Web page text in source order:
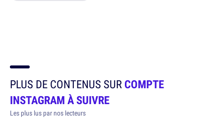
PLUS DE CONTENUS SURCOMPTE
INSTAGRAM À SUIVRE
Les plus lus par nos lecteurs